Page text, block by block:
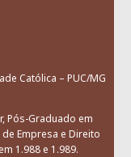
Católica – PUC/MG
Pós-Graduado em
Empresa e Direito
1.988 e 1.989.